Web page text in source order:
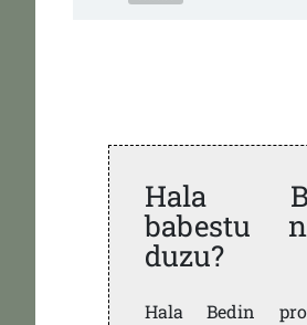
Hala
babestu
duzu?
Hala Bedin